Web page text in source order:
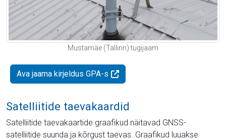
Mustamäe (Tallinn) tugijaam
Ava jaama kirjeldus GPA-s
Satelliitide taevakaardid
Satelliitide taevakaartide graafikud näitavad GNSS-
satelliitide suunda ja kõrgust taevas. Graafikud luuakse